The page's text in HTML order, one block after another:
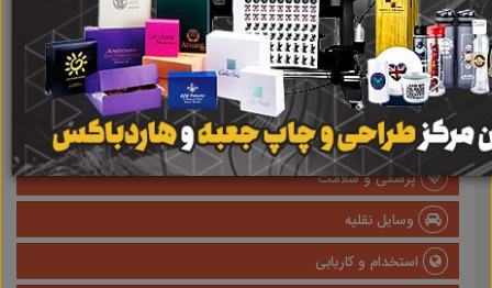
گروه ها
املاک
صنعتی
پزشکی و سلامت
وسایل نقلیه
استخدام و کاریابی